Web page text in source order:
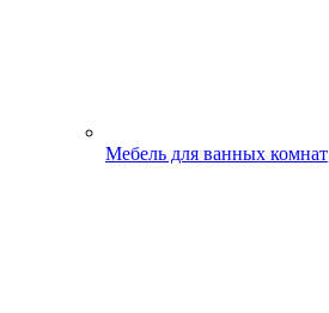
Мебель для ванных комнат